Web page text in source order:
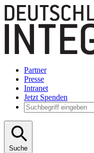
Partner
Presse
Intranet
Jetzt Spenden
Suche